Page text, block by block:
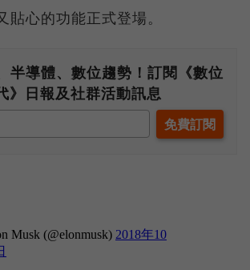
貼心的功能正式登場。
半導體、數位趨勢！訂閱《數位
》日報及社群活動訊息